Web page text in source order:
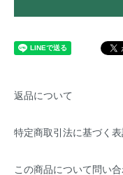
返品について
特定商取引法に基づく
この商品について問い